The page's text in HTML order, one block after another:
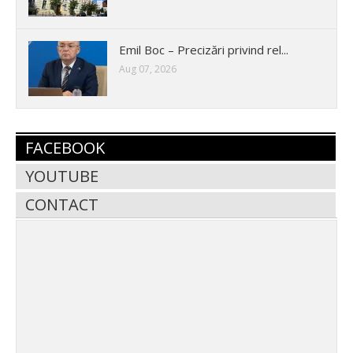
Emil Boc – Precizări privind rel...
Aug 07, 2026
FACEBOOK
YOUTUBE
CONTACT